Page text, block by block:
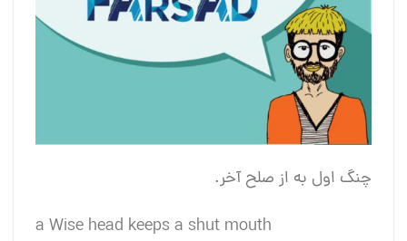
چنگ اول به از صلح آخر.
a Wise head keeps a shut mouth